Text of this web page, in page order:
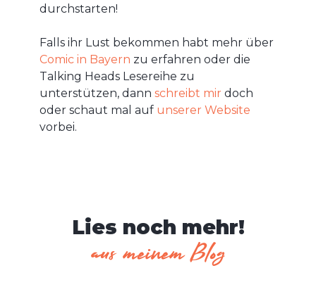
durchstarten!
Falls ihr Lust bekommen habt mehr über
Comic in Bayern zu erfahren oder die
Talking Heads Lesereihe zu
unterstützen, dann schreibt mir doch
oder schaut mal auf unserer Website
vorbei.
Lies noch mehr!
aus meinem Blog